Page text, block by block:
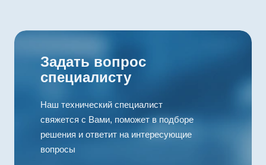
-15...+100 -15...+100
Задать вопрос
специалисту
Наш технический специалист
свяжется с Вами, поможет в подборе
решения и ответит на интересующие
вопросы